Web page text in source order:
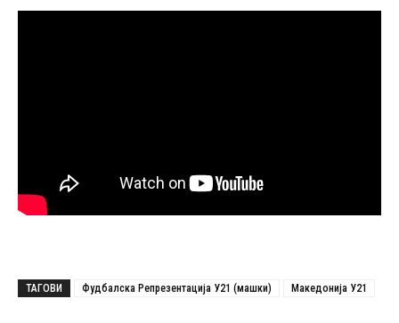
ТАГОВИ Фудбалска Репрезентација У21 (машки) Македонија У21